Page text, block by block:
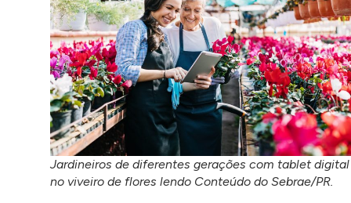
Jardineiros de diferentes gerações com tablet digital
no viveiro de flores lendo Conteúdo do Sebrae/PR.